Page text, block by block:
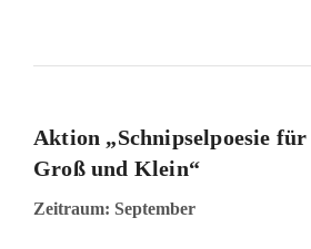
Aktion „Schnipselpoesie für
Groß und Klein“
Zeitraum: September